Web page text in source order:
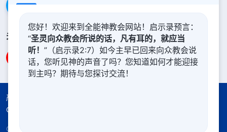
通过Messenger联系我们
关注我们
严正声明
Cookie声明
Copyright © 2026
您好！欢迎来到全能神教会网站！启示录预言：
“圣灵向众教会所说的话，凡有耳的，就应当
听！ ”（启示录2:7）如今主早已回来向众教会说
话，您听见神的声音了吗？您知道如何才能迎接
到主吗？期待与您探讨交流！